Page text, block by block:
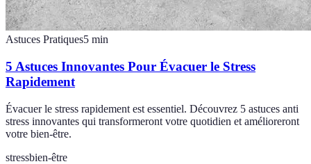
Astuces Pratiques5 min
5 Astuces Innovantes Pour Évacuer le Stress
Rapidement
Évacuer le stress rapidement est essentiel. Découvrez 5 astuces anti
stress innovantes qui transformeront votre quotidien et amélioreront
votre bien-être.
stressbien-être